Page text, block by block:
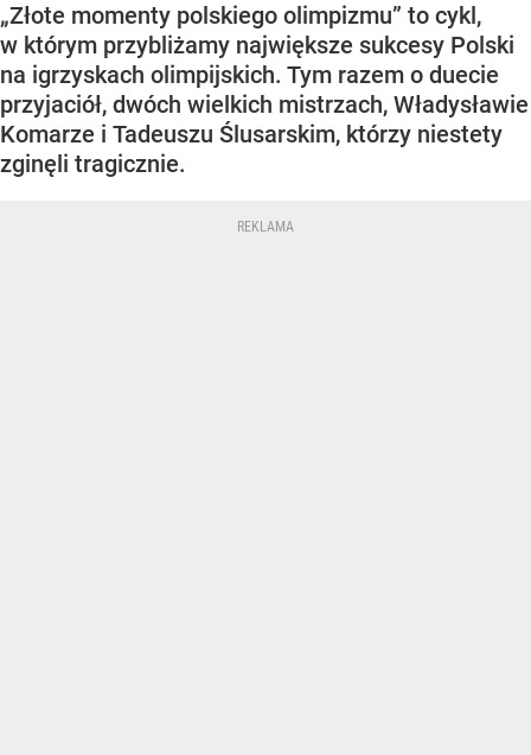
„Złote momenty polskiego olimpizmu” to cykl,
w którym przybliżamy największe sukcesy Polski
na igrzyskach olimpijskich. Tym razem o duecie
przyjaciół, dwóch wielkich mistrzach, Władysławie
Komarze i Tadeuszu Ślusarskim, którzy niestety
zginęli tragicznie.